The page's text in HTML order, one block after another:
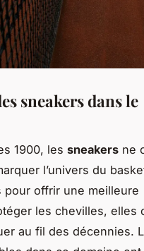
sneakers dans le
1900, les sneakers ne
l’univers du
pour offrir une meilleure
les chevilles, elles
au fil des décennies.